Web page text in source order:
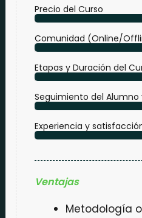
Precio del Curso
Comunidad (Online/
Etapas y Duración del
Seguimiento del
Experiencia y
Ventajas
Metodología